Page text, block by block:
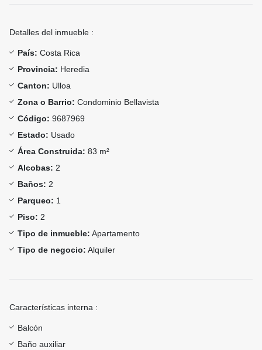
Detalles del inmueble :
País: Costa Rica
Provincia: Heredia
Canton: Ulloa
Zona o Barrio: Condominio Bellavista
Código: 9687969
Estado: Usado
Área Construida: 83 m²
Alcobas: 2
Baños: 2
Parqueo: 1
Piso: 2
Tipo de inmueble: Apartamento
Tipo de negocio: Alquiler
Características interna :
Balcón
Baño auxiliar